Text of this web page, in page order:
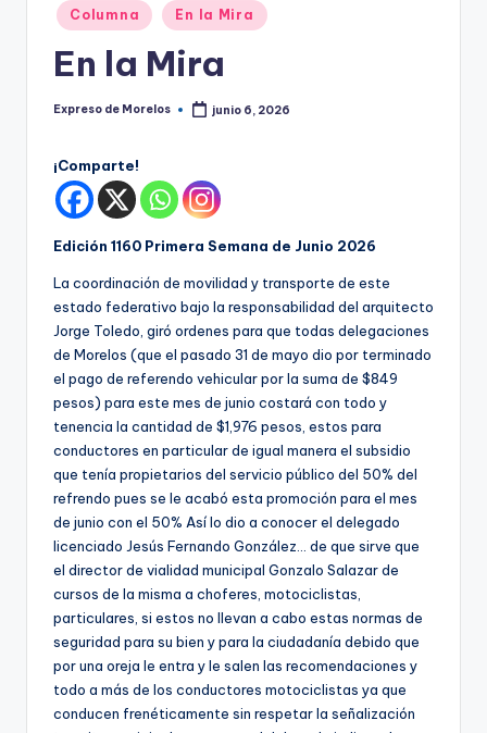
el
Publicado
en
Columna En la Mira
En la Mira
Publicado
Expreso de Morelos junio 6, 2026
¡Comparte!
Edición 1160 Primera Semana de Junio 2026
La coordinación de movilidad y transporte de este
estado federativo bajo la responsabilidad del arquitecto
Jorge Toledo, giró ordenes para que todas delegaciones
de Morelos (que el pasado 31 de mayo dio por terminado
el pago de referendo vehicular por la suma de $849
pesos) para este mes de junio costará con todo y
tenencia la cantidad de $1,976 pesos, estos para
conductores en particular de igual manera el subsidio
que tenía propietarios del servicio público del 50% del
refrendo pues se le acabó esta promoción para el mes
de junio con el 50% Así lo dio a conocer el delegado
licenciado Jesús Fernando González… de que sirve que
el director de vialidad municipal Gonzalo Salazar de
cursos de la misma a choferes, motociclistas,
particulares, si estos no llevan a cabo estas normas de
seguridad para su bien y para la ciudadanía debido que
por una oreja le entra y le salen las recomendaciones y
todo a más de los conductores motociclistas ya que
conducen frenéticamente sin respetar la señalización